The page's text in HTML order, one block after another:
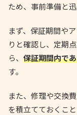
ため、事前準備と
まず、保証期間や
りと確認し、定期
ら、 保証期間内で
す。
また、修理や交換
を積立てておくこと